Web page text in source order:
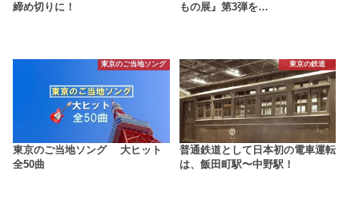
締め切りに！
もの展』第3弾を…
東京のご当地ソング
東京のご当地ソング 大ヒット
全50曲
東京の鉄道
普通鉄道として日本初の電車運転
は、飯田町駅〜中野駅！